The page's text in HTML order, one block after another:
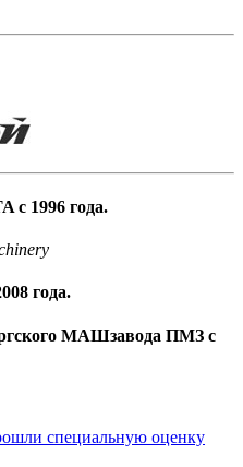
с 1996 года.
года.
МАШзавода ПМЗ с
специальную оценку